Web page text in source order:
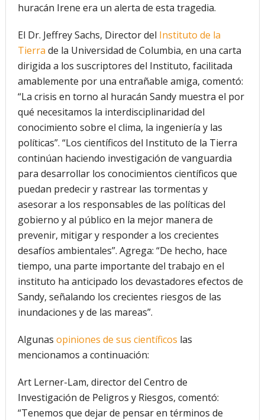
huracán Irene era un alerta de esta tragedia.
El Dr. Jeffrey Sachs, Director del Instituto de la
Tierra de la Universidad de Columbia, en una carta
dirigida a los suscriptores del Instituto, facilitada
amablemente por una entrañable amiga, comentó:
“La crisis en torno al huracán Sandy muestra el por
qué necesitamos la interdisciplinaridad del
conocimiento sobre el clima, la ingeniería y las
políticas”. “Los científicos del Instituto de la Tierra
continúan haciendo investigación de vanguardia
para desarrollar los conocimientos científicos que
puedan predecir y rastrear las tormentas y
asesorar a los responsables de las políticas del
gobierno y al público en la mejor manera de
prevenir, mitigar y responder a los crecientes
desafíos ambientales”. Agrega: “De hecho, hace
tiempo, una parte importante del trabajo en el
instituto ha anticipado los devastadores efectos de
Sandy, señalando los crecientes riesgos de las
inundaciones y de las mareas”.
Algunas opiniones de sus científicos las
mencionamos a continuación:
Art Lerner-Lam, director del Centro de
Investigación de Peligros y Riesgos, comentó:
“Tenemos que dejar de pensar en términos de